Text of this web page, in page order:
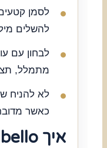
לסמן
להשלים
לבחון עם
מתמלל,
לא להניח
כאשר
איך Tabello יכולה לעזור?